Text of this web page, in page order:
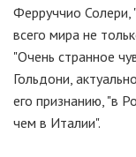
Ферруччио Солери,
всего мира не
"Очень странное
Гольдони,
его признанию, "в
чем в Италии".